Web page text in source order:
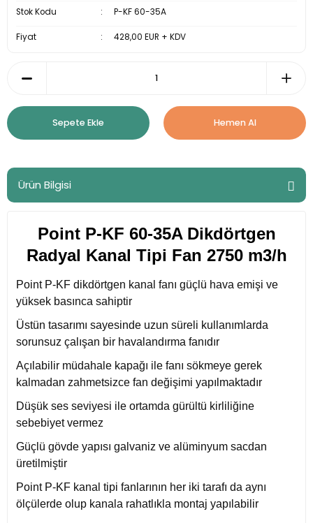
Stok Kodu P-KF 60-35A
Fiyat 428,00 EUR + KDV
Sepete Ekle Hemen Al
Ürün Bilgisi
Point P-KF 60-35A Dikdörtgen
Radyal Kanal Tipi Fan 2750 m3/h
Point P-KF dikdörtgen kanal fanı güçlü hava emişi ve
yüksek basınca sahiptir
Üstün tasarımı sayesinde uzun süreli kullanımlarda
sorunsuz çalışan bir havalandırma fanıdır
Açılabilir müdahale kapağı ile fanı sökmeye gerek
kalmadan zahmetsizce fan değişimi yapılmaktadır
Düşük ses seviyesi ile ortamda gürültü kirliliğine
sebebiyet vermez
Güçlü gövde yapısı galvaniz ve alüminyum sacdan
üretilmiştir
Point P-KF kanal tipi fanlarının her iki tarafı da aynı
ölçülerde olup kanala rahatlıkla montaj yapılabilir